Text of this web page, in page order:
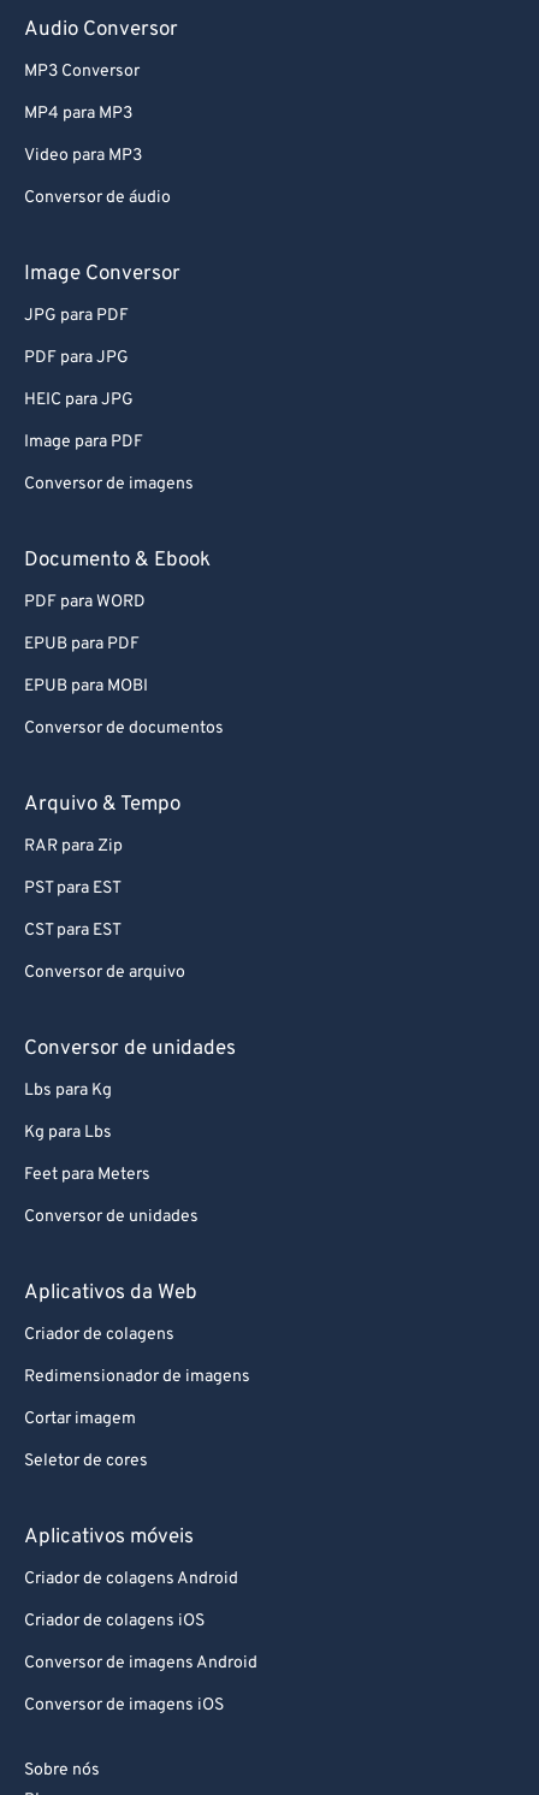
Audio Conversor
MP3 Conversor
MP4 para MP3
Video para MP3
Conversor de áudio
Image Conversor
JPG para PDF
PDF para JPG
HEIC para JPG
Image para PDF
Conversor de imagens
Documento & Ebook
PDF para WORD
EPUB para PDF
EPUB para MOBI
Conversor de documentos
Arquivo & Tempo
RAR para Zip
PST para EST
CST para EST
Conversor de arquivo
Conversor de unidades
Lbs para Kg
Kg para Lbs
Feet para Meters
Conversor de unidades
Aplicativos da Web
Criador de colagens
Redimensionador de imagens
Cortar imagem
Seletor de cores
Aplicativos móveis
Criador de colagens Android
Criador de colagens iOS
Conversor de imagens Android
Conversor de imagens iOS
Sobre nós